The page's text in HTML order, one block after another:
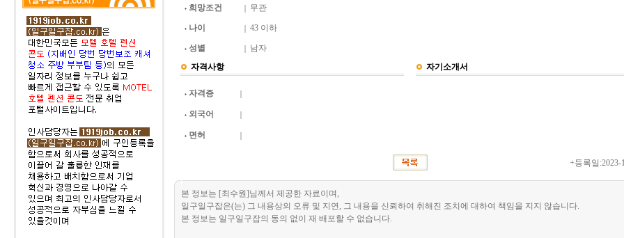
희망조건 무관
나이 43 이하
성별 남자
자격사항
자격증
외국어
면허
자기소개서
+등록일:2023-
본 정보는 [최수원]님께서 제공한 자료이며,
일구일구잡은(는) 그 내용상의 오류 및 지연, 그 내용을 신뢰하여 취해진 조치에 대하여 책임을 지지 않습니다.
본 정보는 일구일구잡의 동의 없이 재 배포할 수 없습니다.